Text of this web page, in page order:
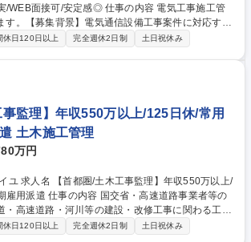
安定感◎ 仕事の内容 電気工事施工管
す。【募集背景】電気通信設備工事案件に対応する
体制構築を行っていきたいものの、現在の要員では
務・工程調整及び会議資料の作成、施工監理に伴
管理 ※現場での常駐業務あり 募集職種 【電
シスG/年休126日/福利厚生充実/WEB面接可/安定感
休日120日以上 完全週休2日制 土日祝休み
事監理】年収550万以上/125日休/常用
土木施工管理
万円
550万以上/
・高速道路事業者等の
・高速道路・河川等の建設・改修工事に関わる工事
います 。 ■工事発注補助・品質管理・
休日120日以上 完全週休2日制 土日祝休み